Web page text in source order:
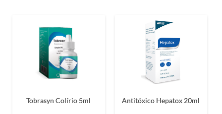
Tobrasyn Colírio 5ml Antitóxico Hepatox 20ml